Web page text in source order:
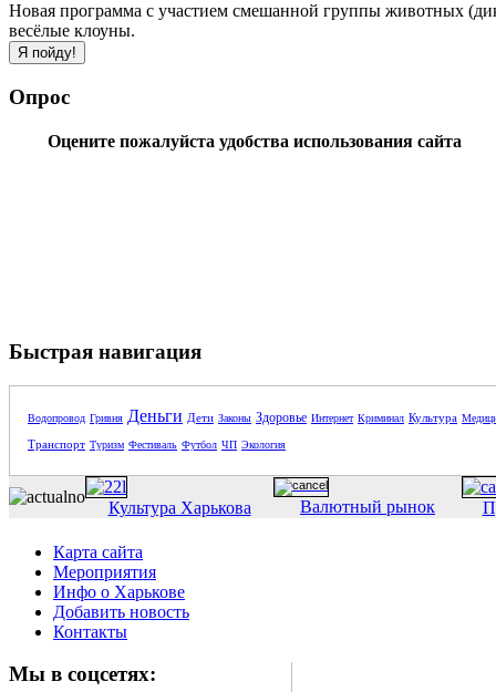
Новая программа с участием смешанной группы животных
весёлые клоуны.
Опрос
Оцените пожалуйста удобства использования сайта
Быстрая навигация
Водопровод Гривня Деньги Дети Законы Здоровье Интернет Криминал Культура
Транспорт Туризм Фестиваль Футбол ЧП Экология
Культура Харькова Валютный рынок
Карта сайта
Мероприятия
Инфо о Харькове
Добавить новость
Контакты
Мы в соцсетях: